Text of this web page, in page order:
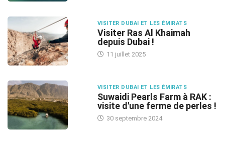
VISITER DUBAI ET LES ÉMIRATS
Visiter Ras Al Khaimah
depuis Dubai !
11 juillet 2025
VISITER DUBAI ET LES ÉMIRATS
Suwaidi Pearls Farm à RAK :
visite d'une ferme de perles !
30 septembre 2024